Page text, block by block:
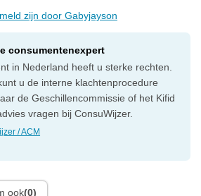
zijn door Gabyjayson
consumentenexpert
in Nederland heeft u sterke rechten.
u de interne klachtenprocedure
de Geschillencommissie of het Kifid
vragen bij ConsuWijzer.
/ ACM
ook(0)